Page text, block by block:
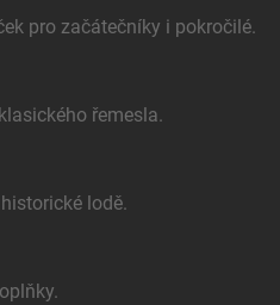
pro začátečníky i pokročilé.
řemesla.
lodě.